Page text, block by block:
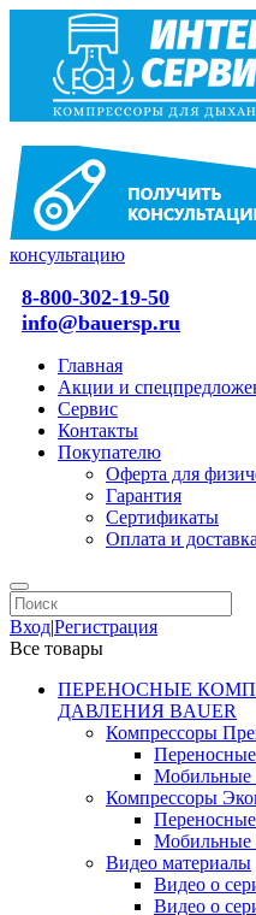
консультацию
8-800-302-19-50
info@bauersp.ru
Главная
Акции и
Сервис
Контакты
Покупателю
Оферта для
Гарантия
Сертификаты
Оплата и доставка
Вход|Регистрация
Все товары
ПЕРЕНОСНЫЕ
ДАВЛЕНИЯ BAUER
Компрессоры
Мобильные
Компрессоры
Мобильные
Видео материалы
Видео о
Видео о